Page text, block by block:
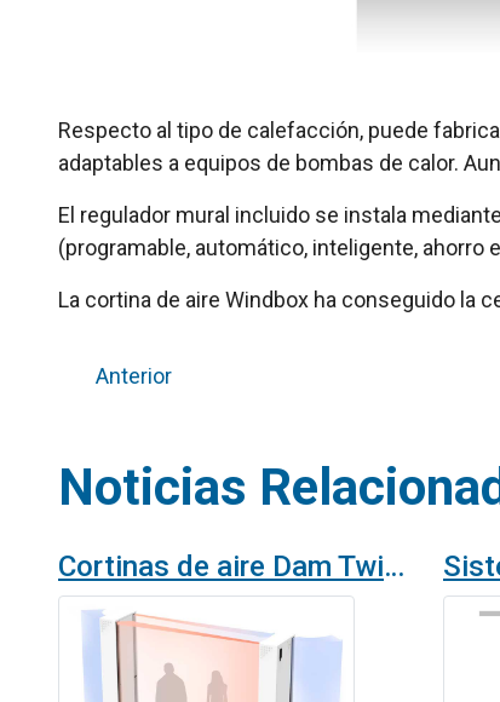
Respecto al tipo de calefacción, puede
adaptables a equipos de bombas de calor.
El regulador mural incluido se instala
(programable, automático, inteligente, ahorro
La cortina de aire Windbox ha conseguido la
Anterior
Noticias
Cortinas de aire Dam Twin en la Clínica Universitaria de Navarra